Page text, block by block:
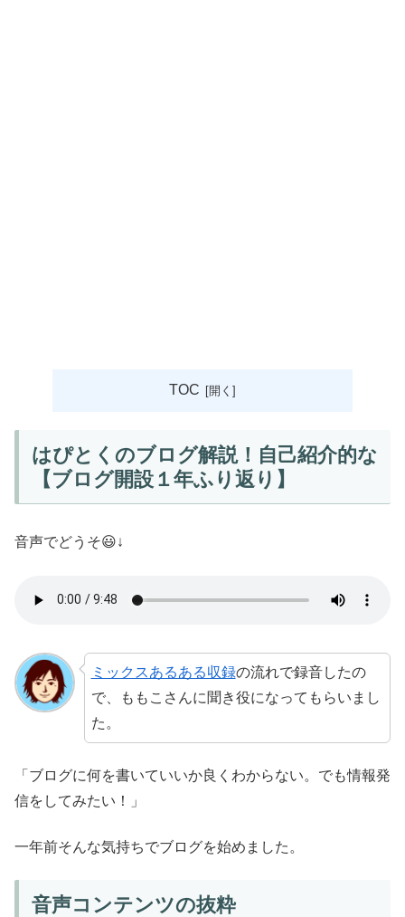
TOC
はぴとくのブログ解説！自己紹介的な
【ブログ開設１年ふり返り】
音声でどうそ😃↓
ミックスあるある収録の流れで録音したの
で、ももこさんに聞き役になってもらいまし
た。
「ブログに何を書いていいか良くわからない。でも情報発
信をしてみたい！」
一年前そんな気持ちでブログを始めました。
音声コンテンツの抜粋